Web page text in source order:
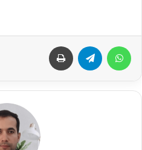
واتس آپ تلگرام